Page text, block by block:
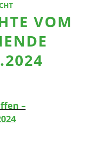
VOM
–